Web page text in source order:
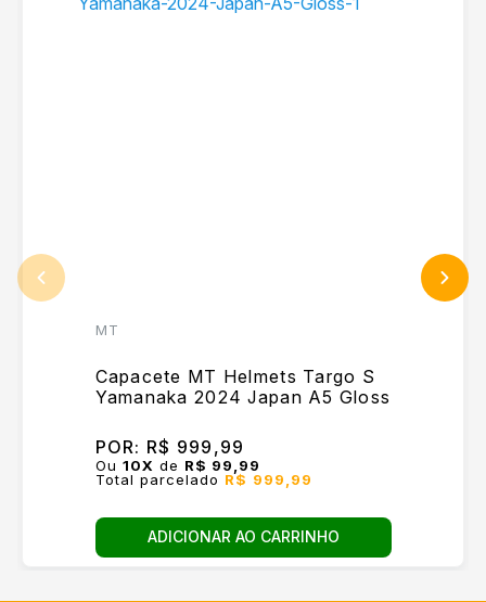
MT
Capacete MT Helmets Targo S
Yamanaka 2024 Japan A5 Gloss
POR: R$ 999,99
Ou 10X de R$ 99,99
Total parcelado R$ 999,99
ADICIONAR AO CARRINHO